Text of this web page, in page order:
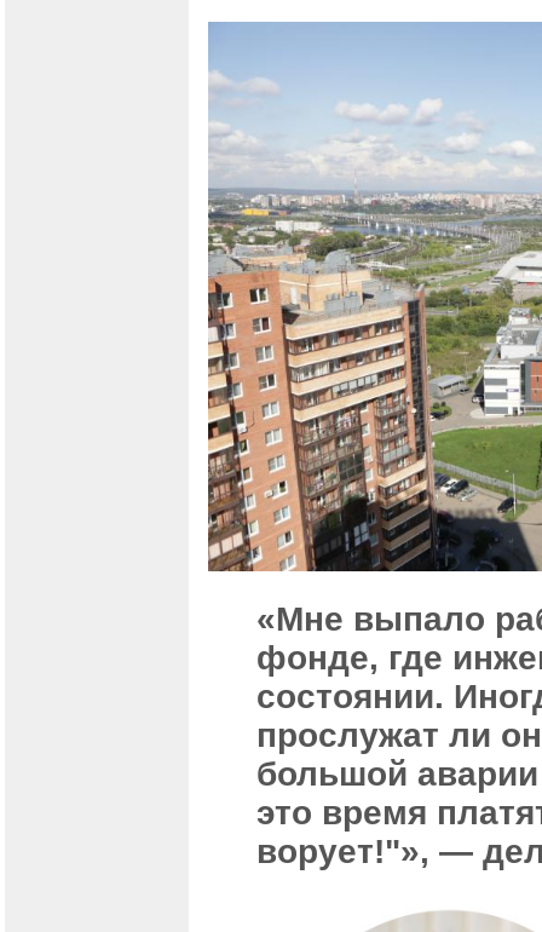
«Мне выпало
фонде, где
состоянии.
прослужат ли
большой
это время
ворует!"», —